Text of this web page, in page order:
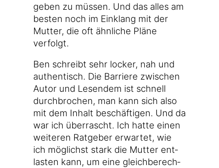
ge­ben zu müs­sen. Und das alles am
bes­ten noch im Ein­klang mit der
Mut­ter, die oft ähn­li­che Plä­ne
verfolgt.
Ben schreibt sehr locker, nah und
authen­tisch. Die Bar­rie­re zwi­schen
Autor und Lesen­dem ist schnell
durch­bro­chen, man kann sich also
mit dem Inhalt beschäf­ti­gen. Und da
war ich über­rascht. Ich hat­te einen
wei­te­ren Rat­ge­ber erwar­tet, wie
ich mög­lichst stark die Mut­ter ent­
las­ten kann, um eine gleich­be­rech­